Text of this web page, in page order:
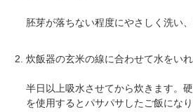
胚芽が落ちない程度にやさしく洗い、
炊飯器の玄米の線に合わせて水をいれ
半日以上吸水させてから炊きます。
を使用するとパサパサしたご飯にな
ご用意しまし
新規会員様限定特
300円